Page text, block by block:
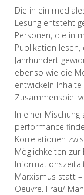
Die in ein
Lesung entsteht
Personen, die in
Publikation
Jahrhundert
ebenso wie die
entwickeln
Zusammenspiel
In einer
performance
Korrelationen
Möglichkeiten
Marxismus statt
Oeuvre. Frau/